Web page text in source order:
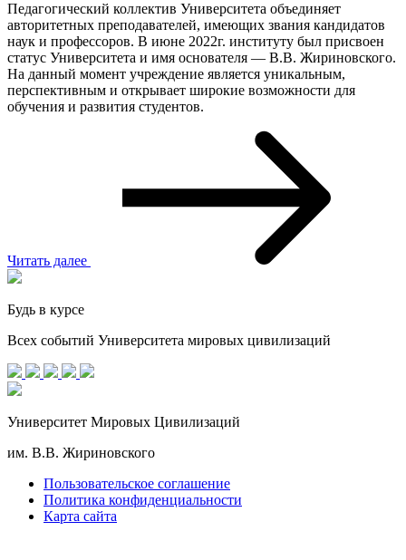
Педагогический коллектив Университета объединяет
авторитетных преподавателей, имеющих звания кандидатов
наук и профессоров. В июне 2022г. институту был присвоен
статус Университета и имя основателя — В.В. Жириновского.
На данный момент учреждение является уникальным,
перспективным и открывает широкие возможности для
обучения и развития студентов.
Читать далее
Будь в курсе
Всех событий Университета мировых цивилизаций
Университет Мировых Цивилизаций
им. В.В. Жириновского
Пользовательское соглашение
Политика конфиденциальности
Карта сайта